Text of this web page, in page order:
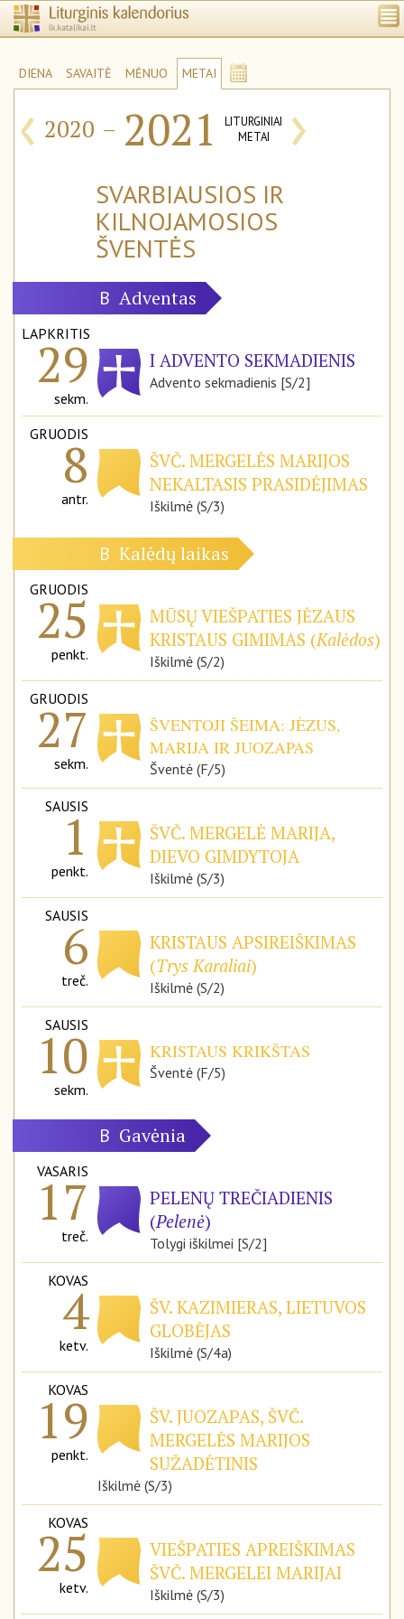
DIENA SAVAITĖ MĖNUO METAI
‹ 2020 – 2021
LITURGINIAI
METAI
›
SVARBIAUSIOS IR
KILNOJAMOSIOS
ŠVENTĖS
B Adventas
LAPKRITIS
29
sekm.
I ADVENTO SEKMADIENIS
Advento sekmadienis [S/2]
GRUODIS
8
antr.
ŠVČ. MERGELĖS MARIJOS
NEKALTASIS PRASIDĖJIMAS
Iškilmė (S/3)
B Kalėdų laikas
GRUODIS
25
penkt.
MŪSŲ VIEŠPATIES JĖZAUS
KRISTAUS GIMIMAS (Kalėdos)
Iškilmė (S/2)
GRUODIS
27
sekm.
ŠVENTOJI ŠEIMA: JĖZUS,
MARIJA IR JUOZAPAS
Šventė (F/5)
SAUSIS
1
penkt.
ŠVČ. MERGELĖ MARIJA,
DIEVO GIMDYTOJA
Iškilmė (S/3)
SAUSIS
6
treč.
KRISTAUS APSIREIŠKIMAS
(Trys Karaliai)
Iškilmė (S/2)
SAUSIS
10
sekm.
KRISTAUS KRIKŠTAS
Šventė (F/5)
B Gavėnia
VASARIS
17
treč.
PELENŲ TREČIADIENIS
(Pelenė)
Tolygi iškilmei [S/2]
KOVAS
4
ketv.
ŠV. KAZIMIERAS, LIETUVOS
GLOBĖJAS
Iškilmė (S/4a)
KOVAS
19
penkt.
ŠV. JUOZAPAS, ŠVČ.
MERGELĖS MARIJOS
SUŽADĖTINIS
Iškilmė (S/3)
KOVAS
25
ketv.
VIEŠPATIES APREIŠKIMAS
ŠVČ. MERGELEI MARIJAI
Iškilmė (S/3)